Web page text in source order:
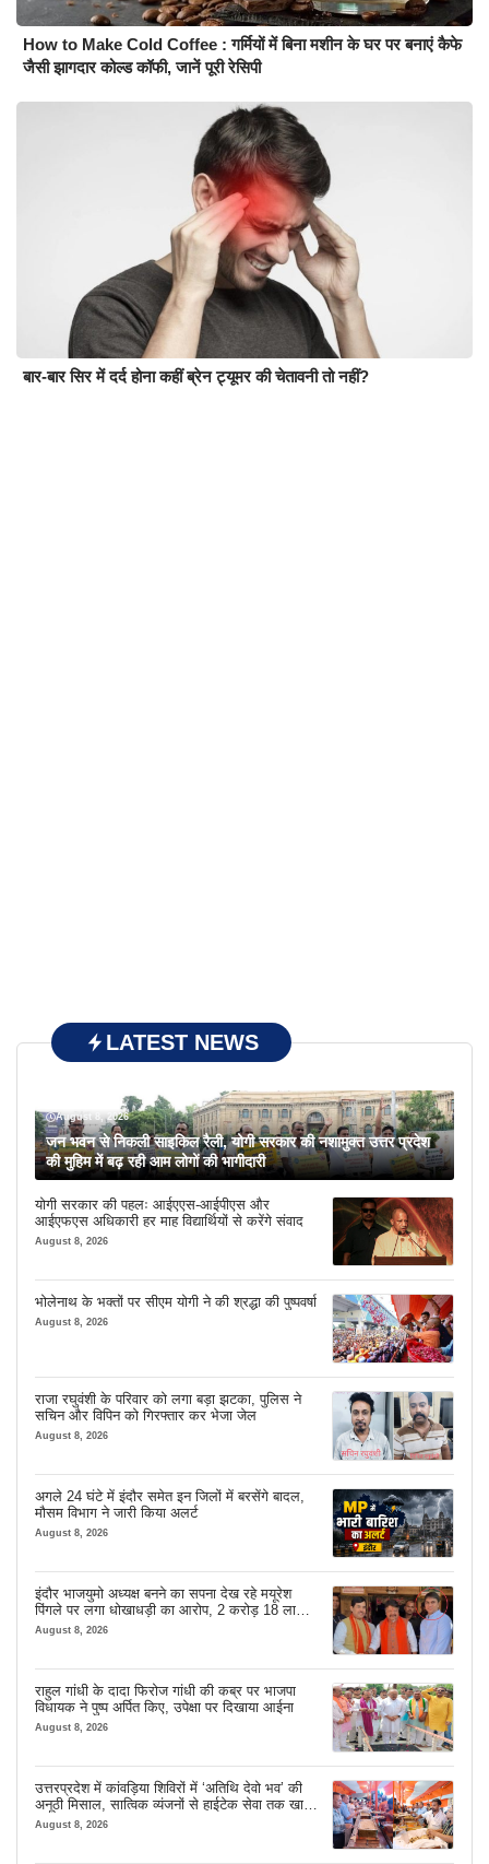
How to Make Cold Coffee : गर्मियों में बिना मशीन के घर पर बनाएं कैफे
जैसी झागदार कोल्ड कॉफी, जानें पूरी रेसिपी
बार-बार सिर में दर्द होना कहीं ब्रेन ट्यूमर की चेतावनी तो नहीं?
LATEST NEWS
August 8, 2026
जन भवन से निकली साइकिल रैली, योगी सरकार की नशामुक्त उत्तर प्रदेश
की मुहिम में बढ़ रही आम लोगों की भागीदारी
योगी सरकार की पहलः आईएएस-आईपीएस और
आईएफएस अधिकारी हर माह विद्यार्थियों से करेंगे संवाद
August 8, 2026
भोलेनाथ के भक्तों पर सीएम योगी ने की श्रद्धा की पुष्पवर्षा
August 8, 2026
राजा रघुवंशी के परिवार को लगा बड़ा झटका, पुलिस ने
सचिन और विपिन को गिरफ्तार कर भेजा जेल
August 8, 2026
अगले 24 घंटे में इंदौर समेत इन जिलों में बरसेंगे बादल,
मौसम विभाग ने जारी किया अलर्ट
August 8, 2026
इंदौर भाजयुमो अध्यक्ष बनने का सपना देख रहे मयूरेश
पिंगले पर लगा धोखाधड़ी का आरोप, 2 करोड़ 18 लाख
लेने के बाद भी नहीं दिया जमीन का कब्जा
August 8, 2026
राहुल गांधी के दादा फिरोज गांधी की कब्र पर भाजपा
विधायक ने पुष्प अर्पित किए, उपेक्षा पर दिखाया आईना
August 8, 2026
उत्तरप्रदेश में कांवड़िया शिविरों में ‘अतिथि देवो भव’ की
अनूठी मिसाल, सात्विक व्यंजनों से हाईटेक सेवा तक खास
इंतजाम
August 8, 2026